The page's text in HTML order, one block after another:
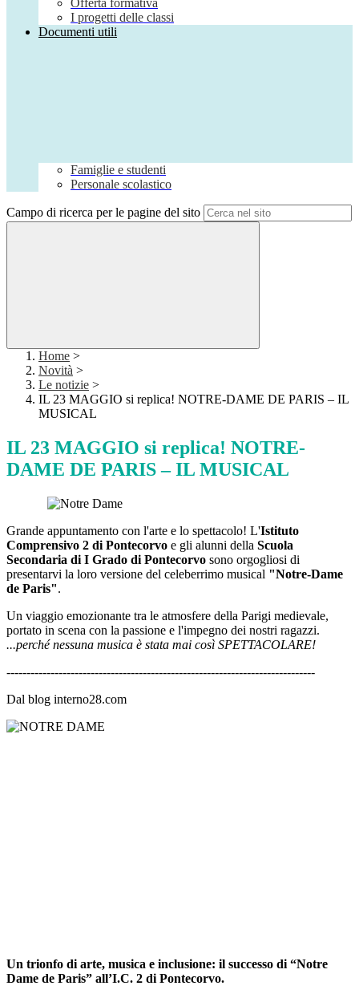
Offerta formativa
I progetti delle classi
Documenti utili
Famiglie e studenti
Personale scolastico
Campo di ricerca per le pagine del sito
Home >
Novità >
Le notizie >
IL 23 MAGGIO si replica! NOTRE-DAME DE PARIS – IL
MUSICAL
IL 23 MAGGIO si replica! NOTRE-
DAME DE PARIS – IL MUSICAL
Grande appuntamento con l'arte e lo spettacolo! L'Istituto
Comprensivo 2 di Pontecorvo e gli alunni della Scuola
Secondaria di I Grado di Pontecorvo sono orgogliosi di
presentarvi la loro versione del celeberrimo musical "Notre-Dame
de Paris".
Un viaggio emozionante tra le atmosfere della Parigi medievale,
portato in scena con la passione e l'impegno dei nostri ragazzi.
...perché nessuna musica è stata mai così SPETTACOLARE!
-----------------------------------------------------------------------------
Dal blog interno28.com
Un trionfo di arte, musica e inclusione: il successo di “Notre
Dame de Paris” all’I.C. 2 di Pontecorvo.